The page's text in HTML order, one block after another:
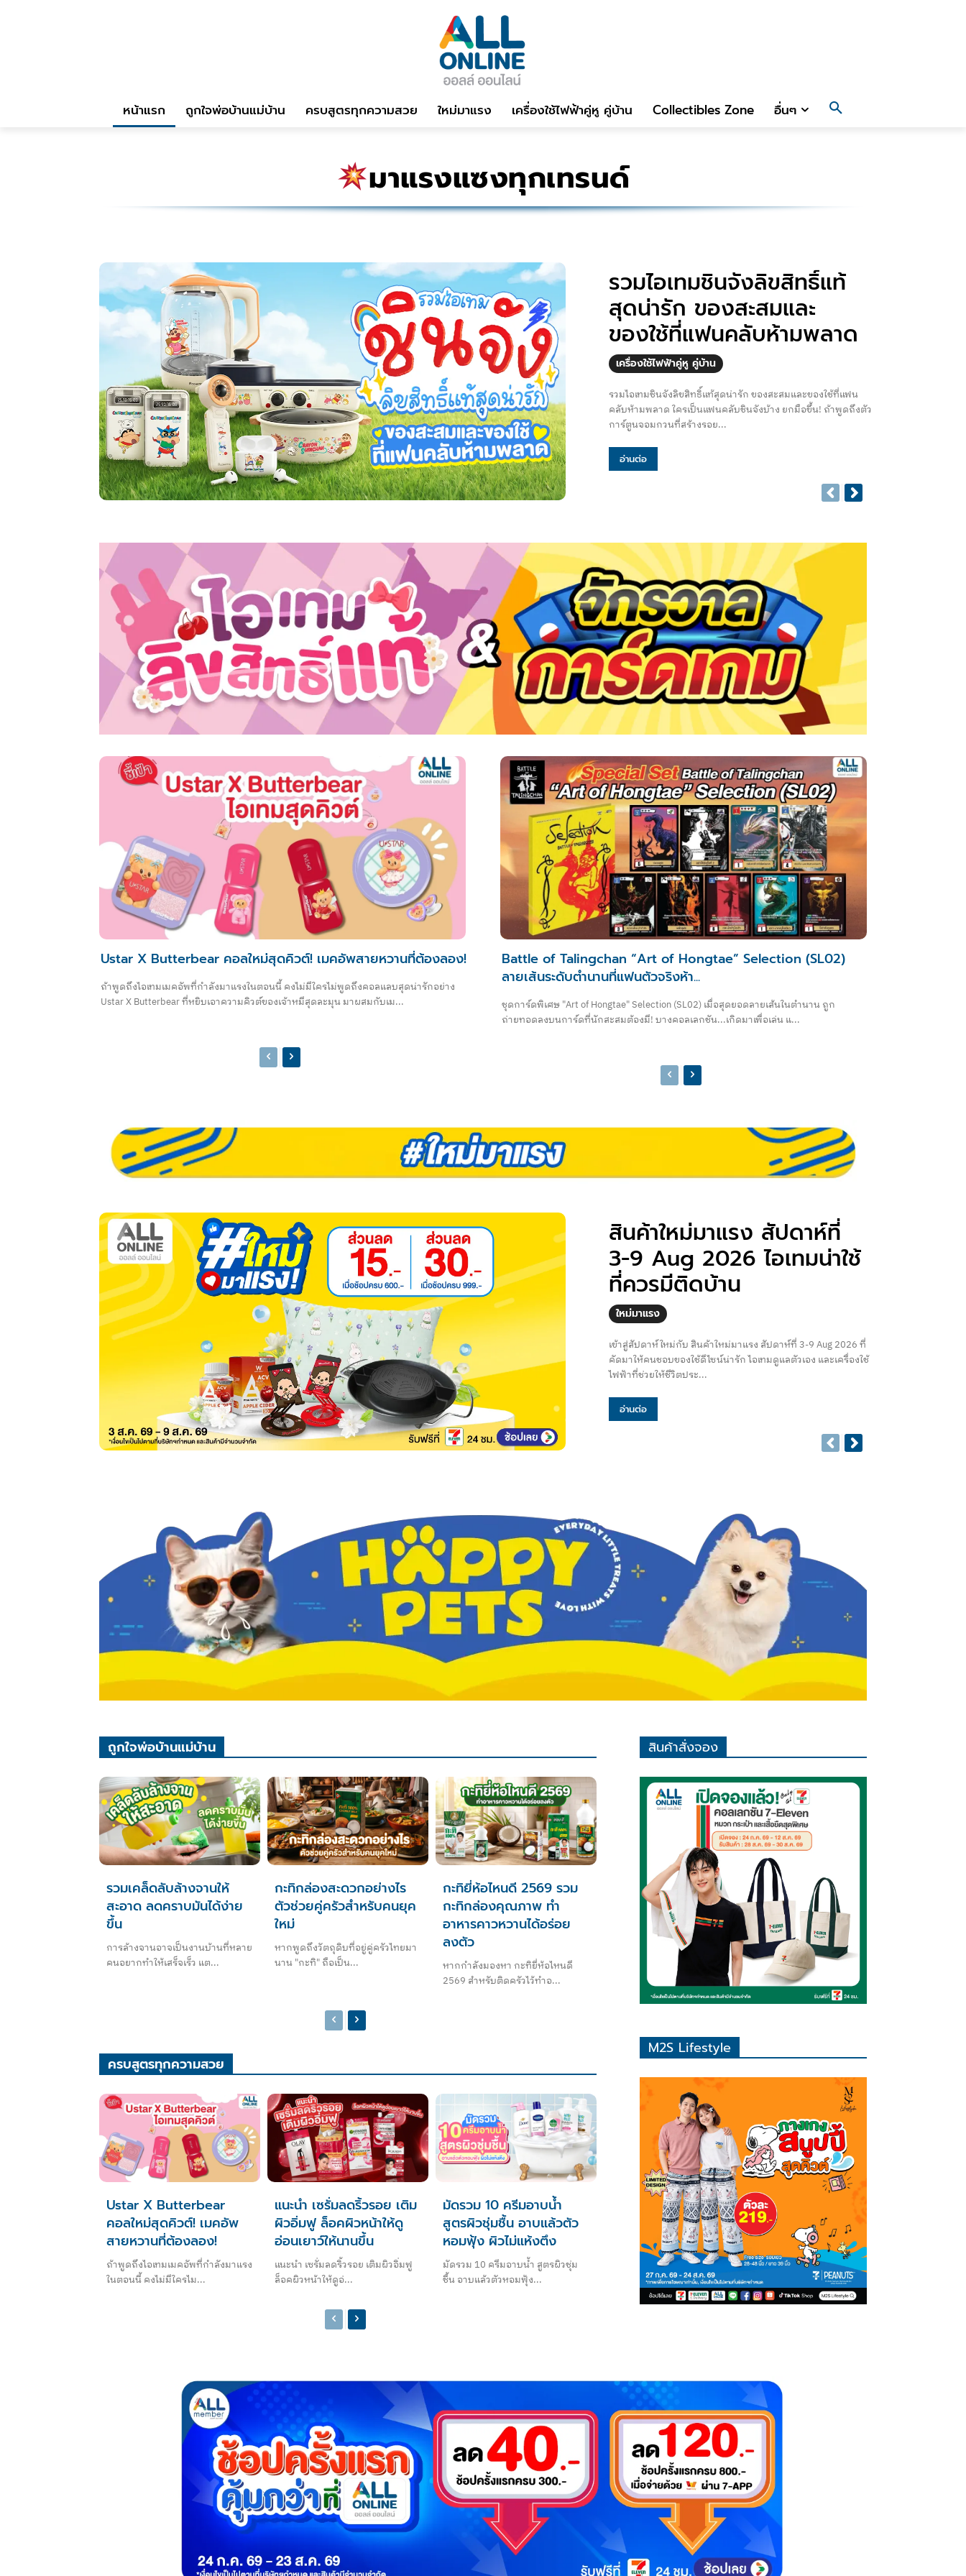
หน้าแรก ถูกใจพ่อบ้านแม่บ้าน ครบสูตรทุกความสวย ใหม่มาแรง เครื่องใช้ไฟฟ้าคู่หู คู่บ้าน Collectibles Zone อื่นๆ
มาแรงแซงทุกเทรนด์
รวมไอเทมชินจังลิขสิทธิ์แท้
สุดน่ารัก ของสะสมและ
ของใช้ที่แฟนคลับห้ามพลาด
เครื่องใช้ไฟฟ้าคู่หู คู่บ้าน
รวมไอเทมชินจังลิขสิทธิ์แท้สุดน่ารัก ของสะสมและของใช้ที่แฟน
คลับห้ามพลาด ใครเป็นแฟนคลับชินจังบ้าง ยกมือขึ้น! ถ้าพูดถึงตัว
การ์ตูนจอมกวนที่สร้างรอย...
อ่านต่อ
Ustar X Butterbear คอลใหม่สุดคิวต์! เมคอัพสายหวานที่ต้องลอง!
ถ้าพูดถึงไอเทมเมคอัพที่กำลังมาแรงในตอนนี้ คงไม่มีใครไม่พูดถึงคอลแลบสุดน่ารักอย่าง
Ustar X Butterbear ที่หยิบเอาความคิวต์ของเจ้าหมีสุดละมุน มาผสมกับเม...
Battle of Talingchan “Art of Hongtae” Selection (SL02)
ลายเส้นระดับตำนานที่แฟนตัวจริงห้า...
ชุดการ์ดพิเศษ "Art of Hongtae" Selection (SL02) เมื่อสุดยอดลายเส้นในตำนาน ถูก
ถ่ายทอดลงบนการ์ดที่นักสะสมต้องมี! บางคอลเลกชัน...เกิดมาเพื่อเล่น แ...
สินค้าใหม่มาแรง สัปดาห์ที่
3-9 Aug 2026 ไอเทมน่าใช้
ที่ควรมีติดบ้าน
ใหม่มาแรง
เข้าสู่สัปดาห์ใหม่กับ สินค้าใหม่มาแรง สัปดาห์ที่ 3-9 Aug 2026 ที่
คัดมาให้คนชอบของใช้ดีไซน์น่ารัก ไอเทมดูแลตัวเอง และเครื่องใช้
ไฟฟ้าที่ช่วยให้ชีวิตประ...
อ่านต่อ
ถูกใจพ่อบ้านแม่บ้าน
รวมเคล็ดลับล้างจานให้
สะอาด ลดคราบมันได้ง่าย
ขึ้น
การล้างจานอาจเป็นงานบ้านที่หลาย
คนอยากทำให้เสร็จเร็ว แต...
กะทิกล่องสะดวกอย่างไร
ตัวช่วยคู่ครัวสำหรับคนยุค
ใหม่
หากพูดถึงวัตถุดิบที่อยู่คู่ครัวไทยมา
นาน "กะทิ" ถือเป็น...
กะทิยี่ห้อไหนดี 2569 รวม
กะทิกล่องคุณภาพ ทำ
อาหารคาวหวานได้อร่อย
ลงตัว
หากกำลังมองหา กะทิยี่ห้อไหนดี
2569 สำหรับติดครัวไว้ทำอ...
ครบสูตรทุกความสวย
Ustar X Butterbear
คอลใหม่สุดคิวต์! เมคอัพ
สายหวานที่ต้องลอง!
ถ้าพูดถึงไอเทมเมคอัพที่กำลังมาแรง
ในตอนนี้ คงไม่มีใครไม...
แนะนำ เซรั่มลดริ้วรอย เติม
ผิวอิ่มฟู ล็อคผิวหน้าให้ดู
อ่อนเยาว์ให้นานขึ้น
แนะนำ เซรั่มลดริ้วรอย เติมผิวอิ่มฟู
ล็อคผิวหน้าให้ดูอ่...
มัดรวม 10 ครีมอาบน้ำ
สูตรผิวชุ่มชื้น อาบแล้วตัว
หอมฟุ้ง ผิวไม่แห้งตึง
มัดรวม 10 ครีมอาบน้ำ สูตรผิวชุ่ม
ชื้น อาบแล้วตัวหอมฟุ้ง...
สินค้าสั่งจอง
M2S Lifestyle